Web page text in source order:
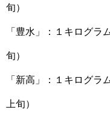
旬）
「豊水」：１キログ
旬）
「新高」：１キログ
上旬）